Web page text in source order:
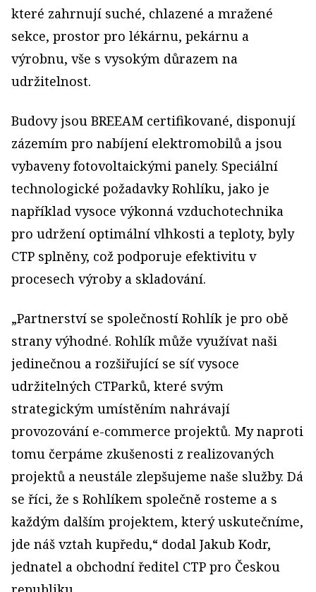
které zahrnují suché, chlazené a mražené
sekce, prostor pro lékárnu, pekárnu a
výrobnu, vše s vysokým důrazem na
udržitelnost.
Budovy jsou BREEAM certifikované, disponují
zázemím pro nabíjení elektromobilů a jsou
vybaveny fotovoltaickými panely. Speciální
technologické požadavky Rohlíku, jako je
například vysoce výkonná vzduchotechnika
pro udržení optimální vlhkosti a teploty, byly
CTP splněny, což podporuje efektivitu v
procesech výroby a skladování.
„Partnerství se společností Rohlík je pro obě
strany výhodné. Rohlík může využívat naši
jedinečnou a rozšiřující se síť vysoce
udržitelných CTParků, které svým
strategickým umístěním nahrávají
provozování e-commerce projektů. My naproti
tomu čerpáme zkušenosti z realizovaných
projektů a neustále zlepšujeme naše služby. Dá
se říci, že s Rohlíkem společně rosteme a s
každým dalším projektem, který uskutečníme,
jde náš vztah kupředu,“ dodal Jakub Kodr,
jednatel a obchodní ředitel CTP pro Českou